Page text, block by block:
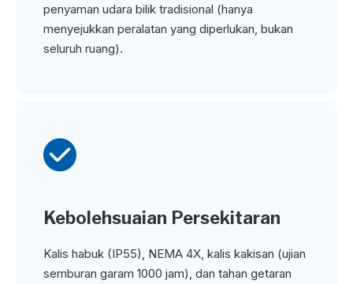
penyaman udara bilik tradisional (hanya
menyejukkan peralatan yang diperlukan, bukan
seluruh ruang).

Kebolehsuaian Persekitaran
Kalis habuk (IP55), NEMA 4X, kalis kakisan (ujian
semburan garam 1000 jam), dan tahan getaran